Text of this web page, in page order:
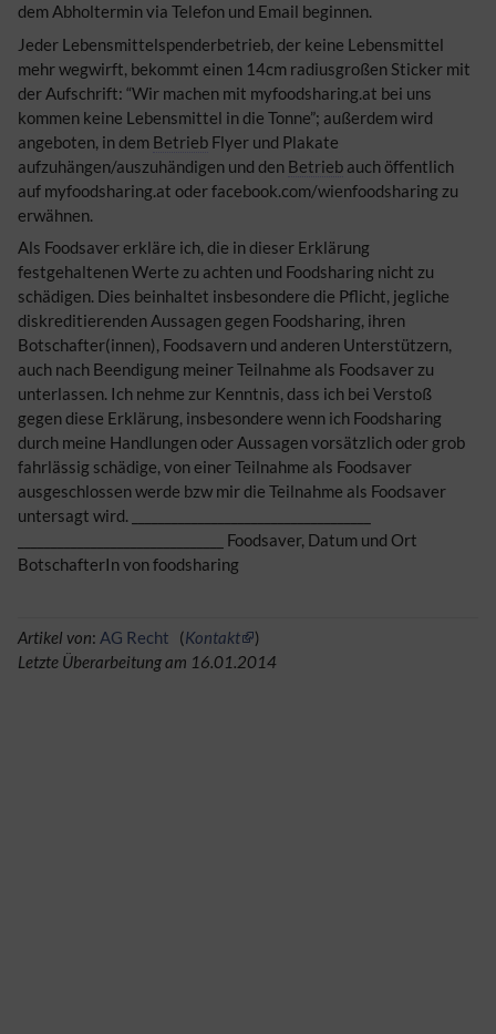
dem Abholtermin via Telefon und Email beginnen.
Jeder Lebensmittelspenderbetrieb, der keine Lebensmittel
mehr wegwirft, bekommt einen 14cm radiusgroßen Sticker mit
der Aufschrift: “Wir machen mit myfoodsharing.at bei uns
kommen keine Lebensmittel in die Tonne”; außerdem wird
angeboten, in dem Betrieb Flyer und Plakate
aufzuhängen/auszuhändigen und den Betrieb auch öffentlich
auf myfoodsharing.at oder facebook.com/wienfoodsharing zu
erwähnen.
Als Foodsaver erkläre ich, die in dieser Erklärung
festgehaltenen Werte zu achten und Foodsharing nicht zu
schädigen. Dies beinhaltet insbesondere die Pflicht, jegliche
diskreditierenden Aussagen gegen Foodsharing, ihren
Botschafter(innen), Foodsavern und anderen Unterstützern,
auch nach Beendigung meiner Teilnahme als Foodsaver zu
unterlassen. Ich nehme zur Kenntnis, dass ich bei Verstoß
gegen diese Erklärung, insbesondere wenn ich Foodsharing
durch meine Handlungen oder Aussagen vorsätzlich oder grob
fahrlässig schädige, von einer Teilnahme als Foodsaver
ausgeschlossen werde bzw mir die Teilnahme als Foodsaver
untersagt wird. ____________________________________
_______________________________ Foodsaver, Datum und Ort
BotschafterIn von foodsharing
Artikel von: AG Recht (Kontakt
)
Letzte Überarbeitung am 16.01.2014